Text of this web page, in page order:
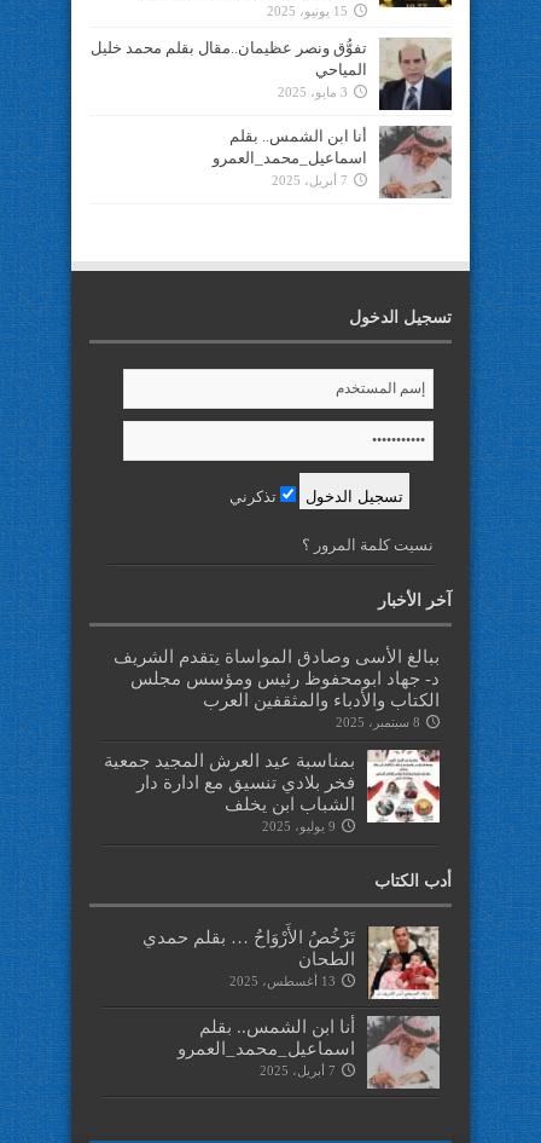
15 يونيو، 2025
تفوُّق ونصر عظيمان..مقال بقلم محمد خليل
المياحي
3 مايو، 2025
أنا ابن الشمس.. بقلم
اسماعيل_محمد_العمرو
7 أبريل، 2025
تسجيل الدخول
تذكرني
نسيت كلمة المرور ؟
آخر الأخبار
ببالغ الأسى وصادق المواساة يتقدم الشريف
د- جهاد ابومحفوظ رئيس ومؤسس مجلس
الكتاب والأدباء والمثقفين العرب
8 سبتمبر، 2025
بمناسبة عيد العرش المجيد جمعية
فخر بلادي تنسيق مع ادارة دار
الشباب ابن يخلف
9 يوليو، 2025
أدب الكتاب
تَرْخُصُ الأَرْوَاحُ … بقلم حمدي
الطحان
13 أغسطس، 2025
أنا ابن الشمس.. بقلم
اسماعيل_محمد_العمرو
7 أبريل، 2025